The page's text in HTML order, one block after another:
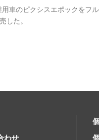
車のピクシスエポックをフ
した。
わせ